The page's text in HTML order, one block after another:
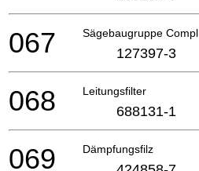
Sägebaugruppe Compl
067 127397-3
Leitungsfilter
068 688131-1
Dämpfungsfilz
069